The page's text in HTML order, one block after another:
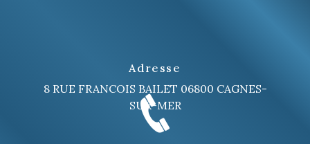
Adresse
8 RUE FRANCOIS BAILET 06800 CAGNES-
SUR-MER